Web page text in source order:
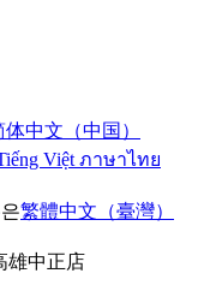
体中文（中国）
Việt ภาษาไทย
繁體中文（臺灣）
雄中正店